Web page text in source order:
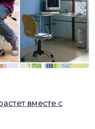
вместе с